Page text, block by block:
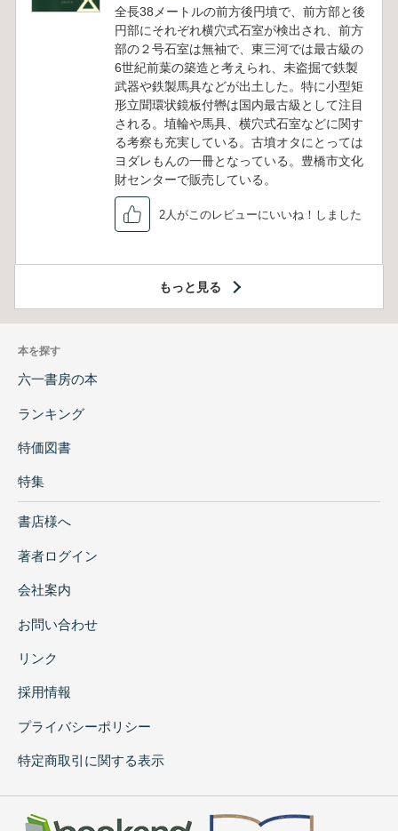
全長38メートルの前方後円墳で、前方部と後
円部にそれぞれ横穴式石室が検出され、前方
部の２号石室は無袖で、東三河では最古級の
6世紀前葉の築造と考えられ、未盗掘で鉄製
武器や鉄製馬具などが出土した。特に小型矩
形立聞環状鏡板付轡は国内最古級として注目
される。埴輪や馬具、横穴式石室などに関す
る考察も充実している。古墳オタにとっては
ヨダレもんの一冊となっている。豊橋市文化
財センターで販売している。
2人がこのレビューにいいね！しました
もっと見る
本を探す
六一書房の本
ランキング
特価図書
特集
書店様へ
著者ログイン
会社案内
お問い合わせ
リンク
採用情報
プライバシーポリシー
特定商取引に関する表示